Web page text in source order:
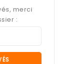
merci
: